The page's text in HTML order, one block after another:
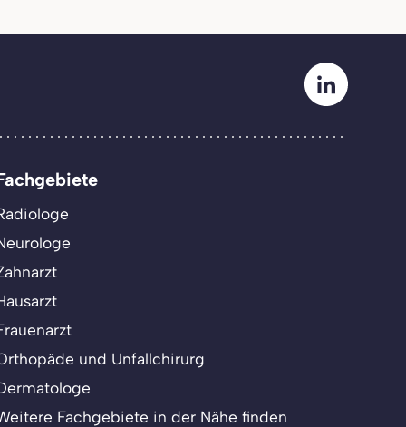
und Unfallchirurg
Fachgebiete in der Nähe finden